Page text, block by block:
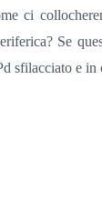
ci
Se
sfilacciato e